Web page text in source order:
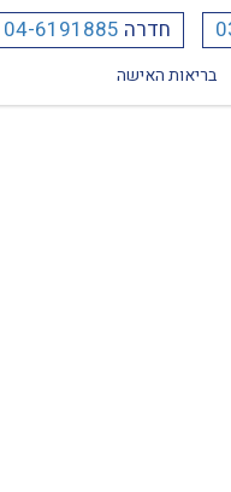
חדרה 04-6191885
בריאות האישה